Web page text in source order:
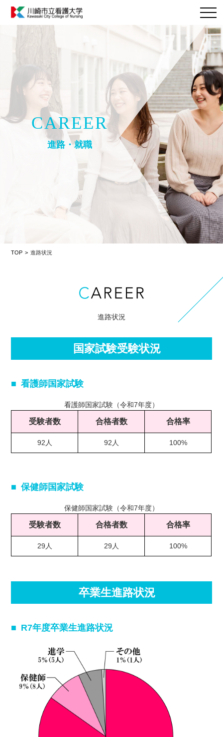
CAREER
進路・就職
TOP 進路状況
進路状況
国家試験受験状況
看護師国家試験
看護師国家試験（令和7年度）
受験者数 合格者数 合格率
92人 92人 100%
保健師国家試験
保健師国家試験（令和7年度）
受験者数 合格者数 合格率
29人 29人 100%
卒業生進路状況
R7年度卒業生進路状況